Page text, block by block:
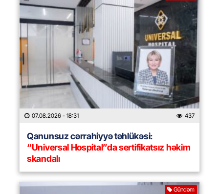
07.08.2026 - 18:31 437
Qanunsuz cərrahiyyə təhlükəsi:
“Universal Hospital”da sertifikatsız həkim
skandalı
Gündəm